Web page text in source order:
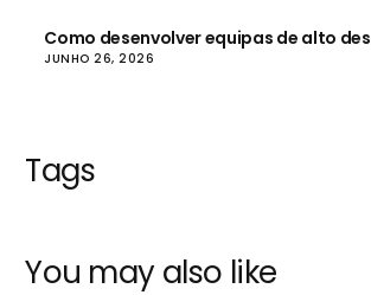
Como desenvolver equipas de alto
JUNHO 26, 2026
Tags
You may also like